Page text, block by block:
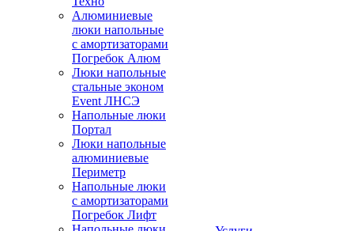
Алюминиевые
люки напольные
с амортизаторами
Погребок Алюм
Люки напольные
стальные эконом
Event ЛНСЭ
Напольные люки
Портал
Люки напольные
алюминиевые
Периметр
Напольные люки
с амортизаторами
Погребок Лифт